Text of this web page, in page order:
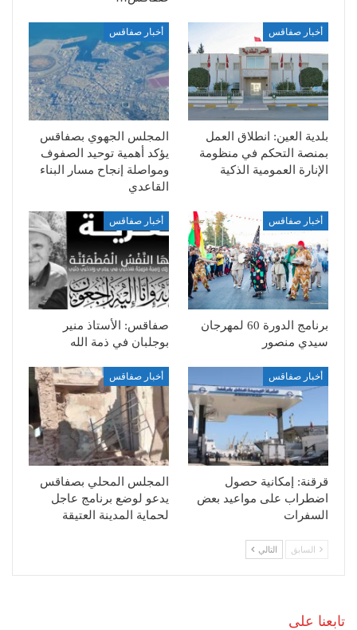
أخبار صفاقس
بلدية العين: انطلاق العمل
بمنصة التحكم في منظومة
الإنارة العمومية الذكية
أخبار صفاقس
المجلس الجهوي بصفاقس
يؤكد أهمية توحيد الصفوف
ومواصلة إنجاح مسار البناء
القاعدي
أخبار صفاقس
برنامج الدورة 60 لمهرجان
سيدي منصور
أخبار صفاقس
صفاقس: الأستاذ منير
بوجلبان في ذمة الله
أخبار صفاقس
قرقنة: إمكانية حصول
اضطراب على مواعيد بعض
السفرات
أخبار صفاقس
المجلس المحلي بصفاقس
يدعو لوضع برنامج عاجل
لحماية المدينة العتيقة
السابق التالي
تابعنا على